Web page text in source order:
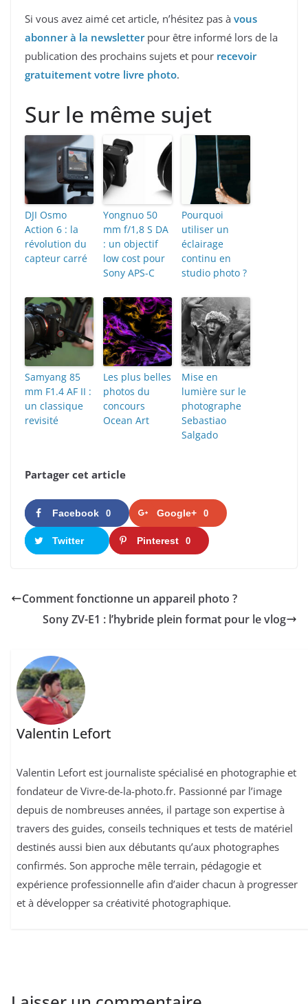
Si vous avez aimé cet article, n’hésitez pas à vous
abonner à la newsletterpour être informé lors de la
publication des prochains sujets et pour recevoir
gratuitement votre livre photo.
Sur le même sujet
DJI Osmo
Action 6 : la
révolution du
capteur carré
Yongnuo 50
mm f/1,8 S DA
: un objectif
low cost pour
Sony APS-C
Pourquoi
utiliser un
éclairage
continu en
studio photo ?
Samyang 85
mm F1.4 AF II :
un classique
revisité
Les plus belles
photos du
concours
Ocean Art
Mise en
lumière sur le
photographe
Sebastiao
Salgado
Partager cet article
Facebook 0 Google+ 0
Twitter Pinterest 0
Comment fonctionne un appareil photo ?
Sony ZV-E1 : l’hybride plein format pour le vlog
Valentin Lefort
Valentin Lefort est journaliste spécialisé en photographie et
fondateur de Vivre-de-la-photo.fr. Passionné par l’image
depuis de nombreuses années, il partage son expertise à
travers des guides, conseils techniques et tests de matériel
destinés aussi bien aux débutants qu’aux photographes
confirmés. Son approche mêle terrain, pédagogie et
expérience professionnelle afin d’aider chacun à progresser
et à développer sa créativité photographique.